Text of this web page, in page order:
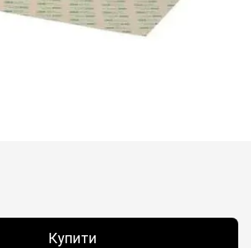
Купити